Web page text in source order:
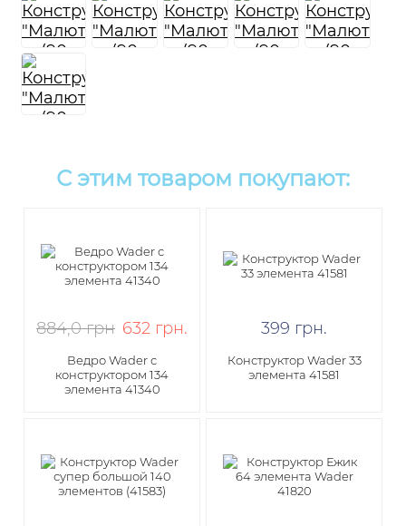
С этим товаром покупают:
884,0 грн 632 грн.
Ведро Wader с
конструктором 134
элемента 41340
399 грн.
Конструктор Wader 33
элемента 41581